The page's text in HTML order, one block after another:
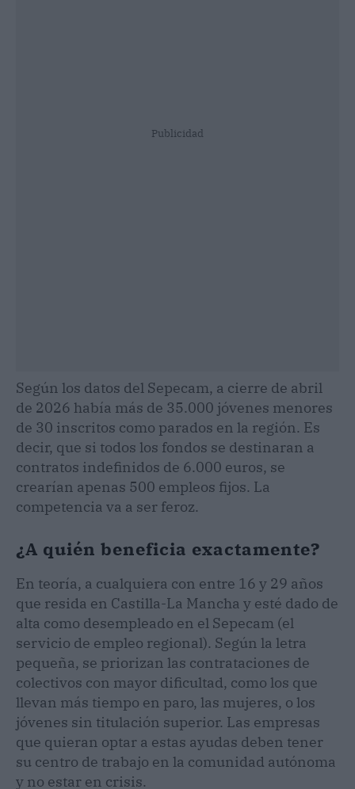
Publicidad
Según los datos del Sepecam, a cierre de abril
de 2026 había más de 35.000 jóvenes menores
de 30 inscritos como parados en la región. Es
decir, que si todos los fondos se destinaran a
contratos indefinidos de 6.000 euros, se
crearían apenas 500 empleos fijos. La
competencia va a ser feroz.
¿A quién beneficia exactamente?
En teoría, a cualquiera con entre 16 y 29 años
que resida en Castilla-La Mancha y esté dado de
alta como desempleado en el Sepecam (el
servicio de empleo regional). Según la letra
pequeña, se priorizan las contrataciones de
colectivos con mayor dificultad, como los que
llevan más tiempo en paro, las mujeres, o los
jóvenes sin titulación superior. Las empresas
que quieran optar a estas ayudas deben tener
su centro de trabajo en la comunidad autónoma
y no estar en crisis.